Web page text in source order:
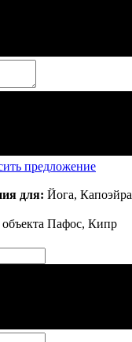
предложение
для: Йога, Капоэйра
Пафос, Кипр